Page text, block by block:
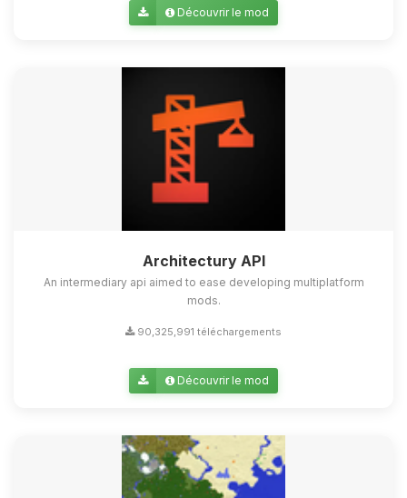
Découvrir le mod
Architectury API
An intermediary api aimed to ease developing multiplatform
mods.
90,325,991 téléchargements
Découvrir le mod